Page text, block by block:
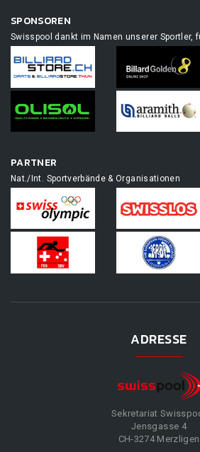
SPONSOREN
Swisspool dankt im Namen unserer Sportler,
PARTNER
Nat./Int. Sportverbände & Organisationen
ADRESSE
Sekretariat
Jensgasse 4
CH-3274 Merzligen